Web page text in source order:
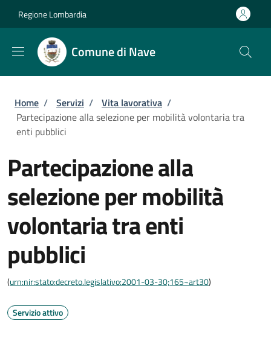
Regione Lombardia
Comune di Nave
Briciole di pane
Home / Servizi / Vita lavorativa /
Partecipazione alla selezione per mobilità volontaria tra
enti pubblici
Partecipazione alla
selezione per mobilità
volontaria tra enti
pubblici
(urn:nir:stato:decreto.legislativo:2001-03-30;165~art30)
Servizio attivo